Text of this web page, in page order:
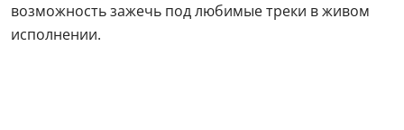
возможность зажечь под любимые треки в живом
исполнении.